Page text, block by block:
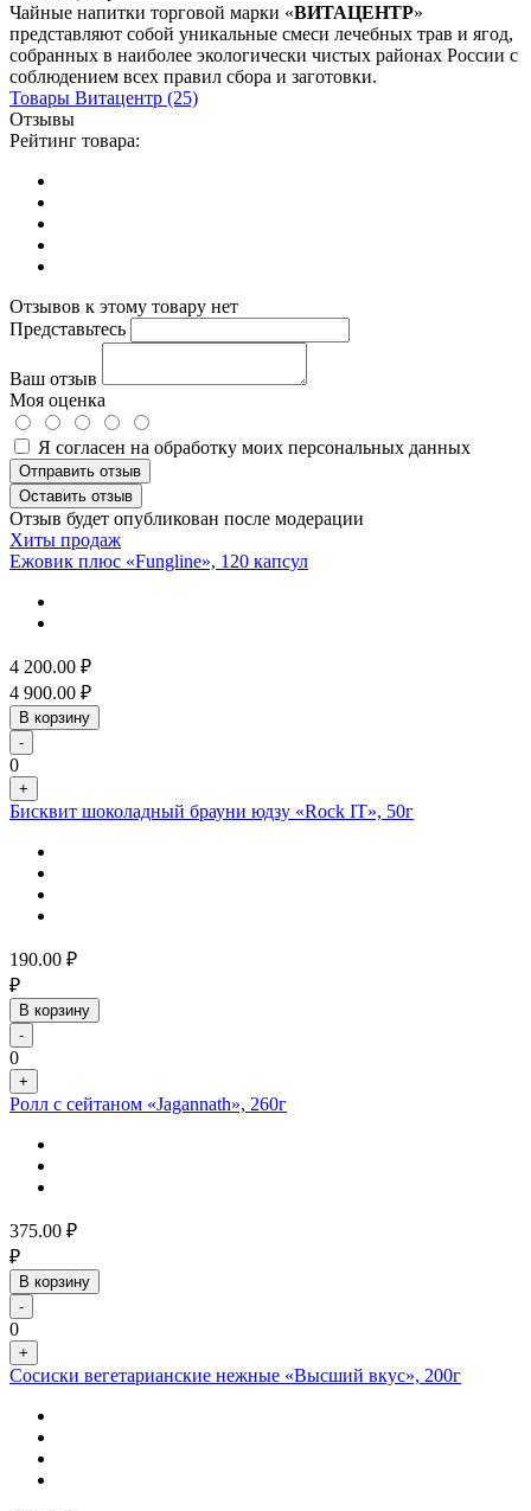
Чайные напитки торговой марки «ВИТАЦЕНТР»
представляют собой уникальные смеси лечебных трав и ягод,
собранных в наиболее экологически чистых районах России с
соблюдением всех правил сбора и заготовки.
Товары Витацентр (25)
Отзывы
Рейтинг товара:
Отзывов к этому товару нет
Представьтесь
Ваш отзыв
Моя оценка
Я согласен на обработку моих персональных данных
Отправить отзыв
Оставить отзыв
Отзыв будет опубликован после модерации
Хиты продаж
Ежовик плюс «Fungline», 120 капсул
4 200.00 ₽
4 900.00 ₽
В корзину
-
0
+
Бисквит шоколадный брауни юдзу «Rock IT», 50г
190.00 ₽
₽
В корзину
-
0
+
Ролл с сейтаном «Jagannath», 260г
375.00 ₽
₽
В корзину
-
0
+
Сосиски вегетарианские нежные «Высший вкус», 200г